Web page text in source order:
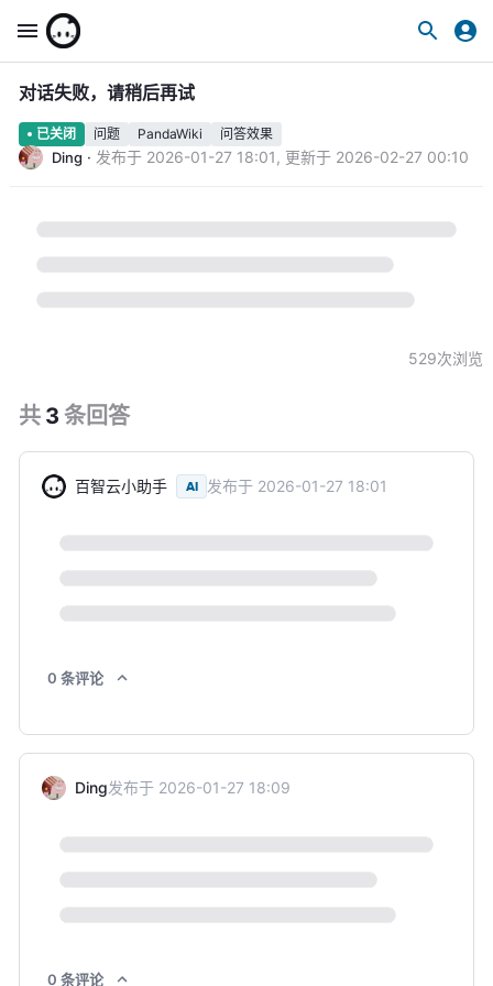
对话失败，请稍后再试
已关闭 问题 PandaWiki 问答效果
Ding · 发布于 2026-01-27 18:01 , 更新于 2026-02-27 00:10
529次浏览
共 3 条回答
百智云小助手 AI 发布于 2026-01-27 18:01
0 条评论
Ding发布于 2026-01-27 18:09
0 条评论